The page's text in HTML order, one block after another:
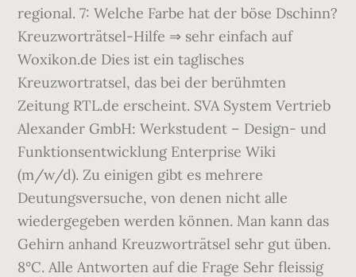
regional. 7: Welche Farbe hat der böse Dschinn?
Kreuzworträtsel-Hilfe ⇒ sehr einfach auf
Woxikon.de Dies ist ein taglisches
Kreuzwortratsel, das bei der berühmten
Zeitung RTL.de erscheint. SVA System Vertrieb
Alexander GmbH: Werkstudent – Design- und
Funktionsentwicklung Enterprise Wiki
(m/w/d). Zu einigen gibt es mehrere
Deutungsversuche, von denen nicht alle
wiedergegeben werden können. Man kann das
Gehirn anhand Kreuzworträtsel sehr gut üben.
8°C. Alle Antworten auf die Frage Sehr fleissig